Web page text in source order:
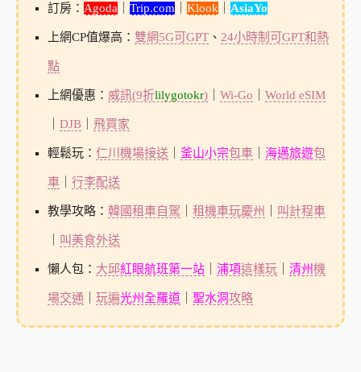
訂房： Agoda Trip.com Klook AsiaYo
上網CP值爆高： 雙網5G可GPT、 24小時制可GPT和熱
點
上網優惠： 威訊(9折lilygotokr)｜ Wi-Go World eSIM
DJB｜ 飛買家
輕鬆玩： 仁川機場接送 釜山小宗包車｜ 海邁旅遊包
車｜ 行李配送
教學攻略： 韓國租車自駕 租機車玩慶州 叫計程車
叫美食外送
懶人包： 大邱紅眼航班第一站｜ 浦項這樣玩｜ 清州機
場交通 玩遍光州全羅道｜ 聖水洞攻略